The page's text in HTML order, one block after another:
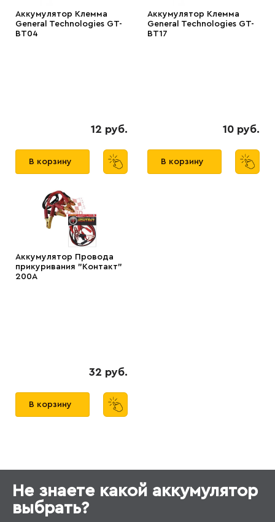
Аккумулятор Клемма
General Technologies GT-
BT04
12 руб.
В корзину
Аккумулятор Клемма
General Technologies GT-
BT17
10 руб.
В корзину
Аккумулятор Провода
прикуривания "Контакт"
200А
32 руб.
В корзину
Не знаете какой аккумулятор
выбрать?